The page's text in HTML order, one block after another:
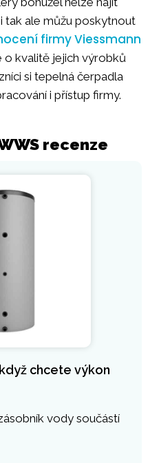
tak ale můžu poskytnout
firmy Viessmann
o kvalitě jejich výrobků
si tepelná čerpadla
i přístup firmy.
recenze
chcete výkon
vody součástí